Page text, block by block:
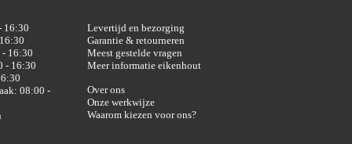
16:30
- 16:30
- 16:30
08:00 -
Levertijd en bezorging
Garantie & retourneren
Meest gestelde vragen
Meer informatie eikenhout
Over ons
Onze werkwijze
Waarom kiezen voor ons?